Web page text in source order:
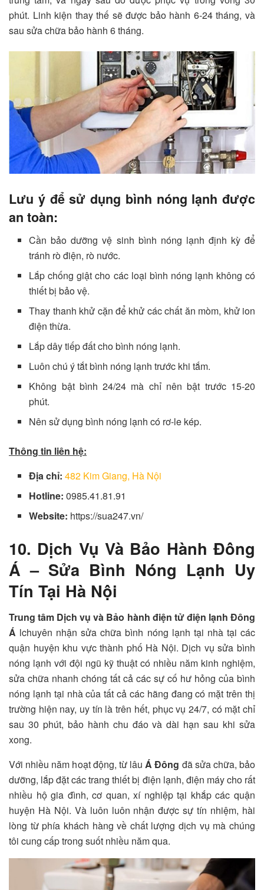
phút. Linh kiện thay thế sẽ được bảo hành 6-24 tháng, và
sau sửa chữa bảo hành 6 tháng.
Lưu ý để sử dụng bình nóng lạnh được
an toàn:
Cần bảo dưỡng vệ sinh bình nóng lạnh định kỳ để
tránh rò điện, rò nước.
Lắp chống giật cho các loại bình nóng lạnh không có
thiết bị bảo vệ.
Thay thanh khử cặn để khử các chất ăn mòm, khử ion
điện thừa.
Lắp dây tiếp đất cho bình nóng lạnh.
Luôn chú ý tắt bình nóng lạnh trước khi tắm.
Không bật bình 24/24 mà chỉ nên bật trước 15-20
phút.
Nên sử dụng bình nóng lạnh có rơ-le kép.
Thông tin liên hệ:
Địa chỉ: 482 Kim Giang, Hà Nội
Hotline: 0985.41.81.91
Website: https://sua247.vn/
10. Dịch Vụ Và Bảo Hành Đông
Á – Sửa Bình Nóng Lạnh Uy
Tín Tại Hà Nội
Trung tâm Dịch vụ và Bảo hành điện tử điện lạnh Đông
Á lchuyên nhận sửa chữa bình nóng lạnh tại nhà tại các
quận huyện khu vực thành phố Hà Nội. Dịch vụ sửa bình
nóng lạnh với đội ngũ kỹ thuật có nhiều năm kinh nghiệm,
sửa chữa nhanh chóng tất cả các sự cố hư hỏng của bình
nóng lạnh tại nhà của tất cả các hãng đang có mặt trên thị
trường hiện nay, uy tín là trên hết, phục vụ 24/7, có mặt chỉ
sau 30 phút, bảo hành chu đáo và dài hạn sau khi sửa
xong.
Với nhiều năm hoạt động, từ lâuÁ Đông đã sửa chữa, bảo
dưỡng, lắp đặt các trang thiết bị điện lạnh, điện máy cho rất
nhiều hộ gia đình, cơ quan, xí nghiệp tại khắp các quận
huyện Hà Nội. Và luôn luôn nhận được sự tín nhiệm, hài
lòng từ phía khách hàng về chất lượng dịch vụ mà chúng
tôi cung cấp trong suốt nhiều năm qua.